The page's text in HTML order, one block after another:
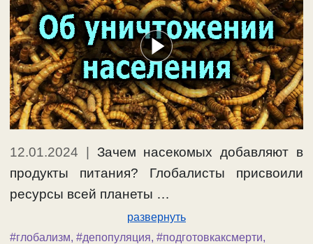
12.01.2024
Зачем насекомых добавляют в
продукты питания? Глобалисты присвоили
ресурсы всей планеты …
развернуть
#глобализм, #депопуляция, #подготовкаксмерти,